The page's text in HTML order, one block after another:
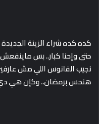
كده كده شراء الزينة
حتى وإحنا كبار.. بس
نجيب الفانوس اللي مش
هنحس برمضان.. وكإن هي دي